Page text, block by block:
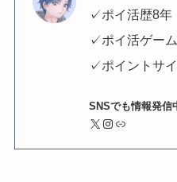
✓ポイ活歴8年
✓ポイ活ゲー
✓ポイントサ
SNSでも情報発信
X Instagram リンク